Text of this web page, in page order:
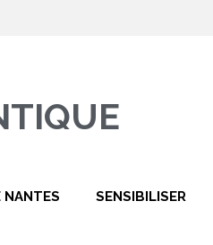
NANTES SENSIBILISER